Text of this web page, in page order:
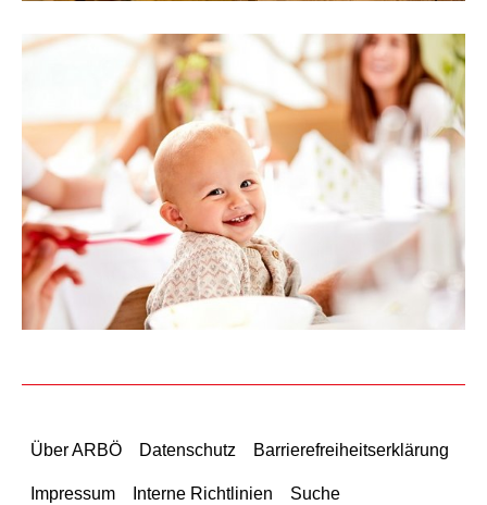
Über ARBÖ Datenschutz Barrierefreiheitserklärung
Impressum Interne Richtlinien Suche